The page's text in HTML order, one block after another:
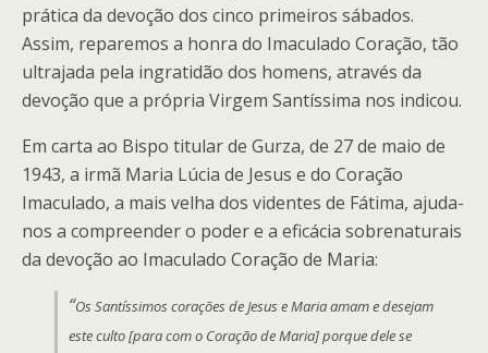
prática da devoção dos cinco primeiros sábados.
Assim, reparemos a honra do Imaculado Coração, tão
ultrajada pela ingratidão dos homens, através da
devoção que a própria Virgem Santíssima nos indicou.
Em carta ao Bispo titular de Gurza, de 27 de maio de
1943, a irmã Maria Lúcia de Jesus e do Coração
Imaculado, a mais velha dos videntes de Fátima, ajuda-
nos a compreender o poder e a eficácia sobrenaturais
da devoção ao Imaculado Coração de Maria:
“Os Santíssimos corações de Jesus e Maria amam e desejam
este culto [para com o Coração de Maria] porque dele se